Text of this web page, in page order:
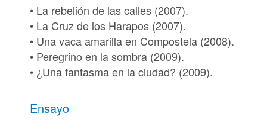
• La rebelión de las calles (2007).
• La Cruz de los Harapos (2007).
• Una vaca amarilla en Compostela (2008).
• Peregrino en la sombra (2009).
• ¿Una fantasma en la ciudad? (2009).
Ensayo